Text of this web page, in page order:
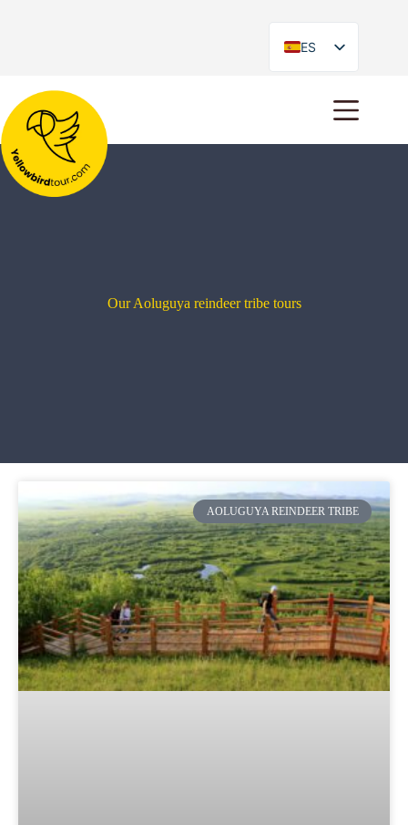
ES
EN
Our Aoluguya reindeer tribe tours
AOLUGUYA REINDEER TRIBE